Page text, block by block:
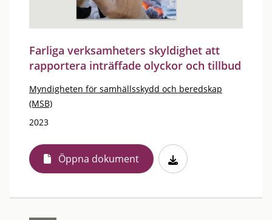
Farliga verksamheters skyldighet att
rapportera inträffade olyckor och tillbud
Myndigheten för samhällsskydd och beredskap
(MSB)
2023
Öppna dokument